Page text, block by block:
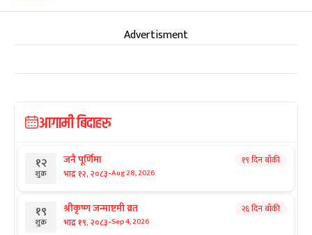
Advertisment
आगामी बिदाहरु
१२
शुक्र
जनै पूर्णिमा
भाद्र १२, २०८३-Aug 28, 2026
१९ दिन बाँकी
१९
शुक्र
श्रीकृष्ण जन्माष्टमी व्रत
भाद्र १९, २०८३-Sep 4, 2026
२६ दिन बाँकी